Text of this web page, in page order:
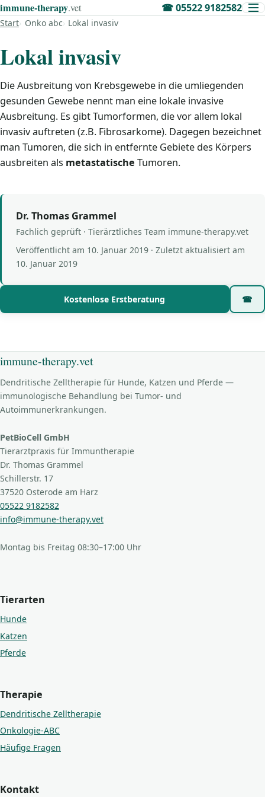
immune‑therapy.vet ☎05522 9182582
Start Onko abc Lokal invasiv
Lokal invasiv
Die Ausbreitung von Krebsgewebe in die umliegenden
gesunden Gewebe nennt man eine lokale invasive
Ausbreitung. Es gibt Tumorformen, die vor allem lokal
invasiv auftreten (z.B. Fibrosarkome). Dagegen bezeichnet
man Tumoren, die sich in entfernte Gebiete des Körpers
ausbreiten als metastatische Tumoren.
Dr. Thomas Grammel
Fachlich geprüft · Tierärztliches Team immune-therapy.vet
Veröffentlicht am 10. Januar 2019 · Zuletzt aktualisiert am
10. Januar 2019
Kostenlose Erstberatung ☎
immune-therapy.vet
Dendritische Zelltherapie für Hunde, Katzen und Pferde —
immunologische Behandlung bei Tumor- und
Autoimmunerkrankungen.
PetBioCell GmbH
Tierarztpraxis für Immuntherapie
Dr. Thomas Grammel
Schillerstr. 17
37520 Osterode am Harz
05522 9182582
info@immune-therapy.vet
Montag bis Freitag 08:30–17:00 Uhr
Tierarten
Hunde
Katzen
Pferde
Therapie
Dendritische Zelltherapie
Onkologie-ABC
Häufige Fragen
Kontakt